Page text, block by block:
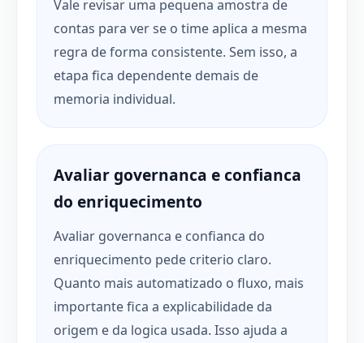
Vale revisar uma pequena amostra de
contas para ver se o time aplica a mesma
regra de forma consistente. Sem isso, a
etapa fica dependente demais de
memoria individual.
Avaliar governanca e confianca
do enriquecimento
Avaliar governanca e confianca do
enriquecimento pede criterio claro.
Quanto mais automatizado o fluxo, mais
importante fica a explicabilidade da
origem e da logica usada. Isso ajuda a